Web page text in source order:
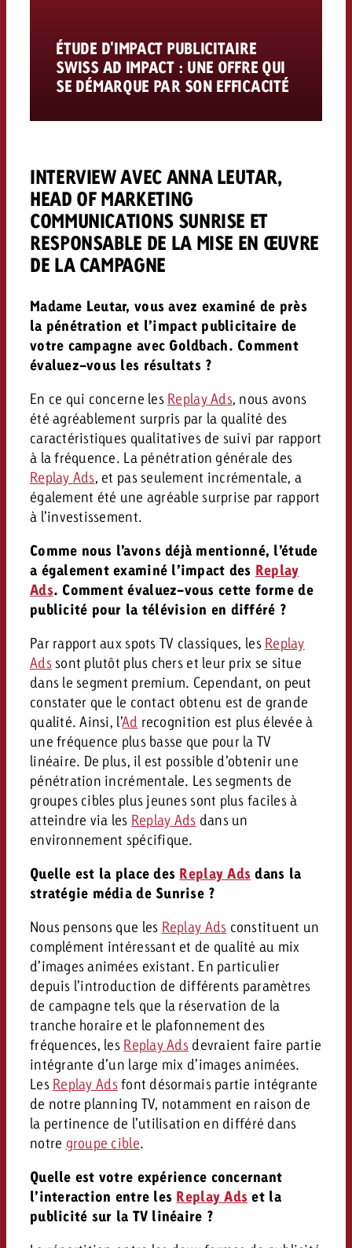
ÉTUDE D'IMPACT PUBLICITAIRE
SWISS AD IMPACT : UNE OFFRE QUI
SE DÉMARQUE PAR SON EFFICACITÉ
INTERVIEW AVEC ANNA LEUTAR,
HEAD OF MARKETING
COMMUNICATIONS SUNRISE ET
RESPONSABLE DE LA MISE EN ŒUVRE
DE LA CAMPAGNE
Madame Leutar, vous avez examiné de près
la pénétration et l’impact publicitaire de
votre campagne avec Goldbach. Comment
évaluez-vous les résultats ?
En ce qui concerne les Replay Ads, nous avons
été agréablement surpris par la qualité des
caractéristiques qualitatives de suivi par rapport
à la fréquence. La pénétration générale des
Replay Ads, et pas seulement incrémentale, a
également été une agréable surprise par rapport
à l’investissement.
Comme nous l’avons déjà mentionné, l’étude
a également examiné l’impact des Replay
Ads. Comment évaluez-vous cette forme de
publicité pour la télévision en différé ?
Par rapport aux spots TV classiques, les Replay
Adssont plutôt plus chers et leur prix se situe
dans le segment premium. Cependant, on peut
constater que le contact obtenu est de grande
qualité. Ainsi, l’Ad recognition est plus élevée à
une fréquence plus basse que pour la TV
linéaire. De plus, il est possible d’obtenir une
pénétration incrémentale. Les segments de
groupes cibles plus jeunes sont plus faciles à
atteindre via les Replay Ads dans un
environnement spécifique.
Quelle est la place des Replay Ads dans la
stratégie média de Sunrise ?
Nous pensons que les Replay Ads constituent un
complément intéressant et de qualité au mix
d’images animées existant. En particulier
depuis l’introduction de différents paramètres
de campagne tels que la réservation de la
tranche horaire et le plafonnement des
fréquences, les Replay Ads devraient faire partie
intégrante d’un large mix d’images animées.
Les Replay Adsfont désormais partie intégrante
de notre planning TV, notamment en raison de
la pertinence de l’utilisation en différé dans
notre groupe cible.
Quelle est votre expérience concernant
l’interaction entre les Replay Ads et la
publicité sur la TV linéaire ?